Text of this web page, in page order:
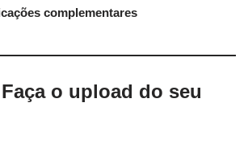
complementares
o upload do seu